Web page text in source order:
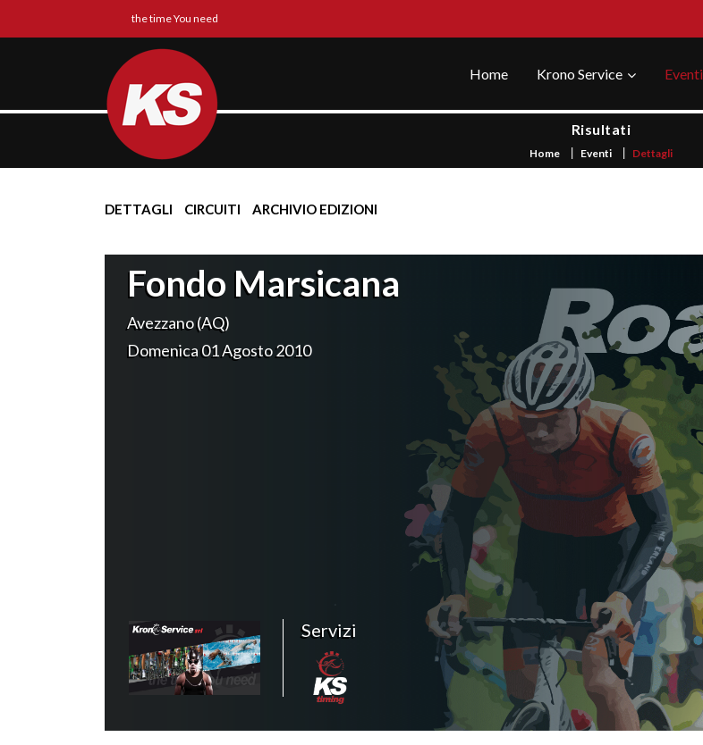
the time You need
Home Krono Service Eventi
Risultati
Home Eventi Dettagli
DETTAGLI CIRCUITI ARCHIVIO EDIZIONI
Fondo Marsicana
Avezzano (AQ)
Domenica 01 Agosto 2010
Servizi